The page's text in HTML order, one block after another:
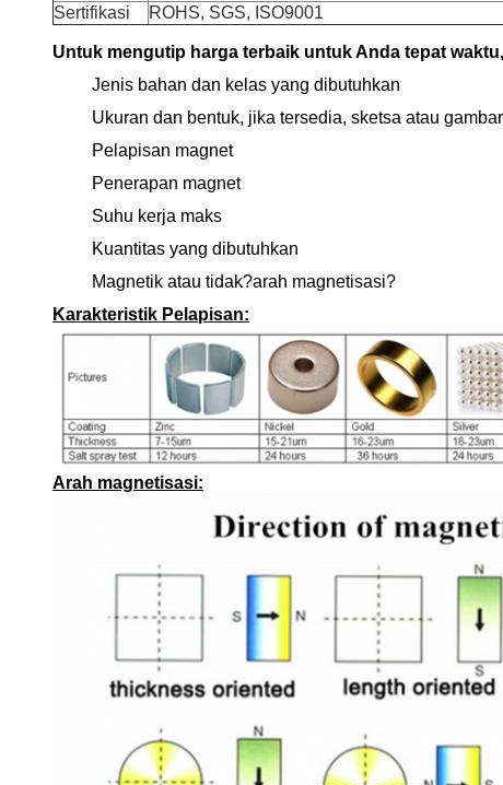
Sertifikasi
ROHS, SGS, ISO9001
Untuk mengutip harga terbaik untuk Anda tepat
Jenis bahan dan kelas yang dibutuhkan
Ukuran dan bentuk, jika tersedia, sketsa atau
Pelapisan magnet
Penerapan magnet
Suhu kerja maks
Kuantitas yang dibutuhkan
Magnetik atau tidak?arah magnetisasi?
Karakteristik Pelapisan:
Arah magnetisasi: